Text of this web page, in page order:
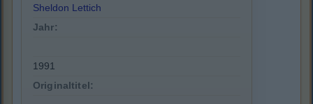
Sheldon Lettich
Jahr:
1991
Originaltitel: